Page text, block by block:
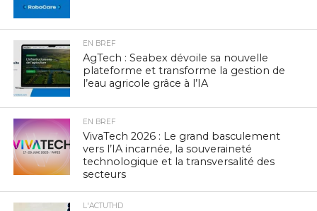
EN BREF
AgTech : Seabex dévoile sa nouvelle
plateforme et transforme la gestion de
l’eau agricole grâce à l’IA
EN BREF
VivaTech 2026 : Le grand basculement
vers l’IA incarnée, la souveraineté
technologique et la transversalité des
secteurs
L'ACTUTHD